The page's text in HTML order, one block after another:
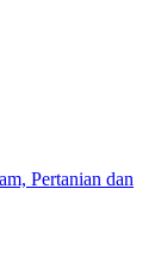
Pertanian dan